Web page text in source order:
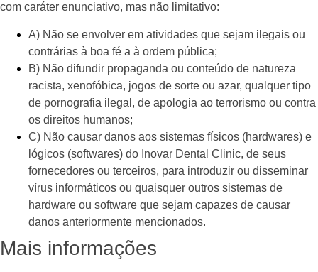
com caráter enunciativo, mas não limitativo:
A) Não se envolver em atividades que sejam ilegais ou
contrárias à boa fé a à ordem pública;
B) Não difundir propaganda ou conteúdo de natureza
racista, xenofóbica, jogos de sorte ou azar, qualquer tipo
de pornografia ilegal, de apologia ao terrorismo ou contra
os direitos humanos;
C) Não causar danos aos sistemas físicos (hardwares) e
lógicos (softwares) do Inovar Dental Clinic, de seus
fornecedores ou terceiros, para introduzir ou disseminar
vírus informáticos ou quaisquer outros sistemas de
hardware ou software que sejam capazes de causar
danos anteriormente mencionados.
Mais informações